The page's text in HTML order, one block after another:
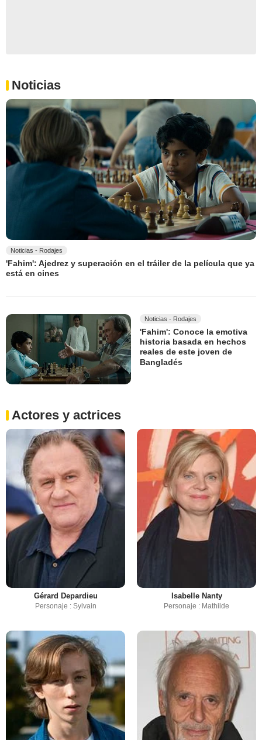
Noticias
Noticias - Rodajes
'Fahim': Ajedrez y superación en el tráiler de la película que ya
está en cines
Noticias - Rodajes
'Fahim': Conoce la emotiva
historia basada en hechos
reales de este joven de
Bangladés
Actores y actrices
Gérard Depardieu
Personaje : Sylvain
Isabelle Nanty
Personaje : Mathilde